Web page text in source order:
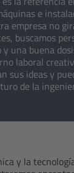
e
empresa no
buscamos
una buena
laboral
sus ideas y
de la
y la